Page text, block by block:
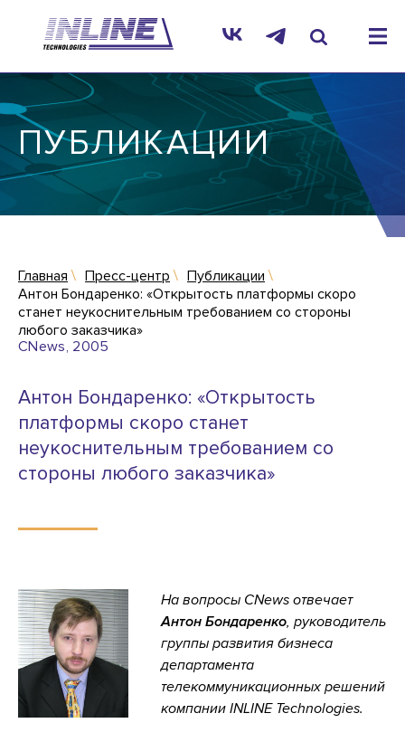
ПУБЛИКАЦИИ
Главная Пресс-центр
Публикации
Антон Бондаренко: «Открытость платформы скоро
станет неукоснительным требованием со стороны
любого заказчика»
CNews, 2005
Антон Бондаренко: «Открытость
платформы скоро станет
неукоснительным требованием со
стороны любого заказчика»
На вопросы CNews отвечает
Антон Бондаренко, руководитель
группы развития бизнеса
департамента
телекоммуникационных решений
компании INLINE Technologies.